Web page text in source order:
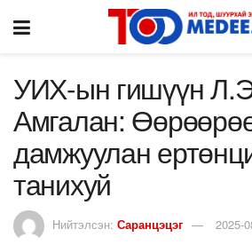
УИХ-ын гишүүн
Амгалан:
дамжуулан
танихуй
Нийтэлсэн: Саранцэцэг 2025-